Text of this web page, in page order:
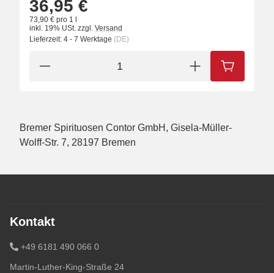
36,95 €
73,90 € pro 1 l
inkl. 19% USt. zzgl. Versand
Lieferzeit: 4 - 7 Werktage (DE)
IN DEN
Bremer Spirituosen Contor GmbH, Gisela-Müller-
Wolff-Str. 7, 28197 Bremen
Kontakt
+49 6181 490 066 0
Martin-Luther-King-Straße 24